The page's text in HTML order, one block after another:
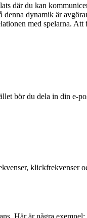
där du kan
dynamik är
med spelarna. Att
bör du dela in din e-
klickfrekvenser
Här är några exempel: